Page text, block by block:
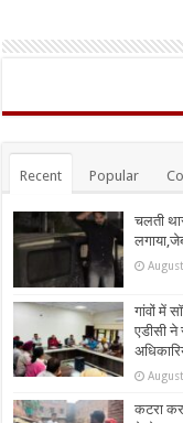
Recent Popular
चलती
गांवों में
एडीसी ने
कटरा